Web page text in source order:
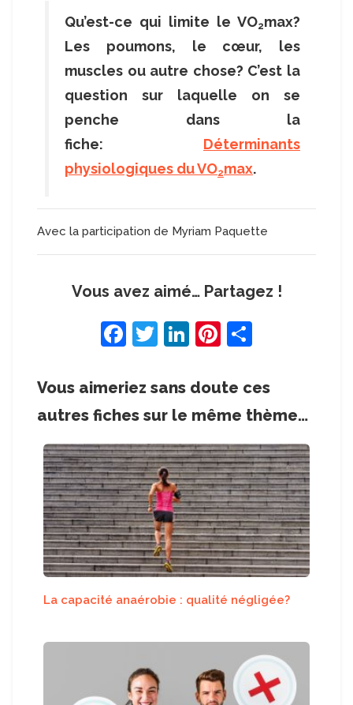
Qu’est-ce qui limite le VO2max?
Les poumons, le cœur, les
muscles ou autre chose? C’est la
question sur laquelle on se
penche dans la
fiche: Déterminants
physiologiques du VO2max.
Avec la participation de Myriam Paquette
Vous avez aimé… Partagez !
F
c
e
o
o
k
T
itt
er
Li
k
e
n
Pi
er
e
ar
e
Vous aimeriez sans doute ces
autres fiches sur le même thème…
La capacité anaérobie : qualité négligée?